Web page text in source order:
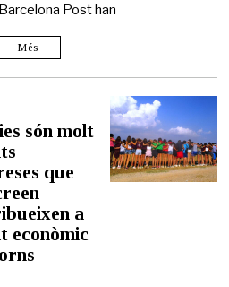
Post han
Més
són molt
que
a
econòmic